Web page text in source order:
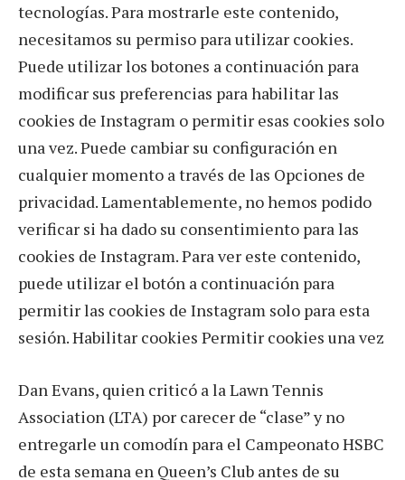
tecnologías. Para mostrarle este contenido,
necesitamos su permiso para utilizar cookies.
Puede utilizar los botones a continuación para
modificar sus preferencias para habilitar las
cookies de Instagram o permitir esas cookies solo
una vez. Puede cambiar su configuración en
cualquier momento a través de las Opciones de
privacidad. Lamentablemente, no hemos podido
verificar si ha dado su consentimiento para las
cookies de Instagram. Para ver este contenido,
puede utilizar el botón a continuación para
permitir las cookies de Instagram solo para esta
sesión. Habilitar cookies Permitir cookies una vez
Dan Evans, quien criticó a la Lawn Tennis
Association (LTA) por carecer de “clase” y no
entregarle un comodín para el Campeonato HSBC
de esta semana en Queen’s Club antes de su